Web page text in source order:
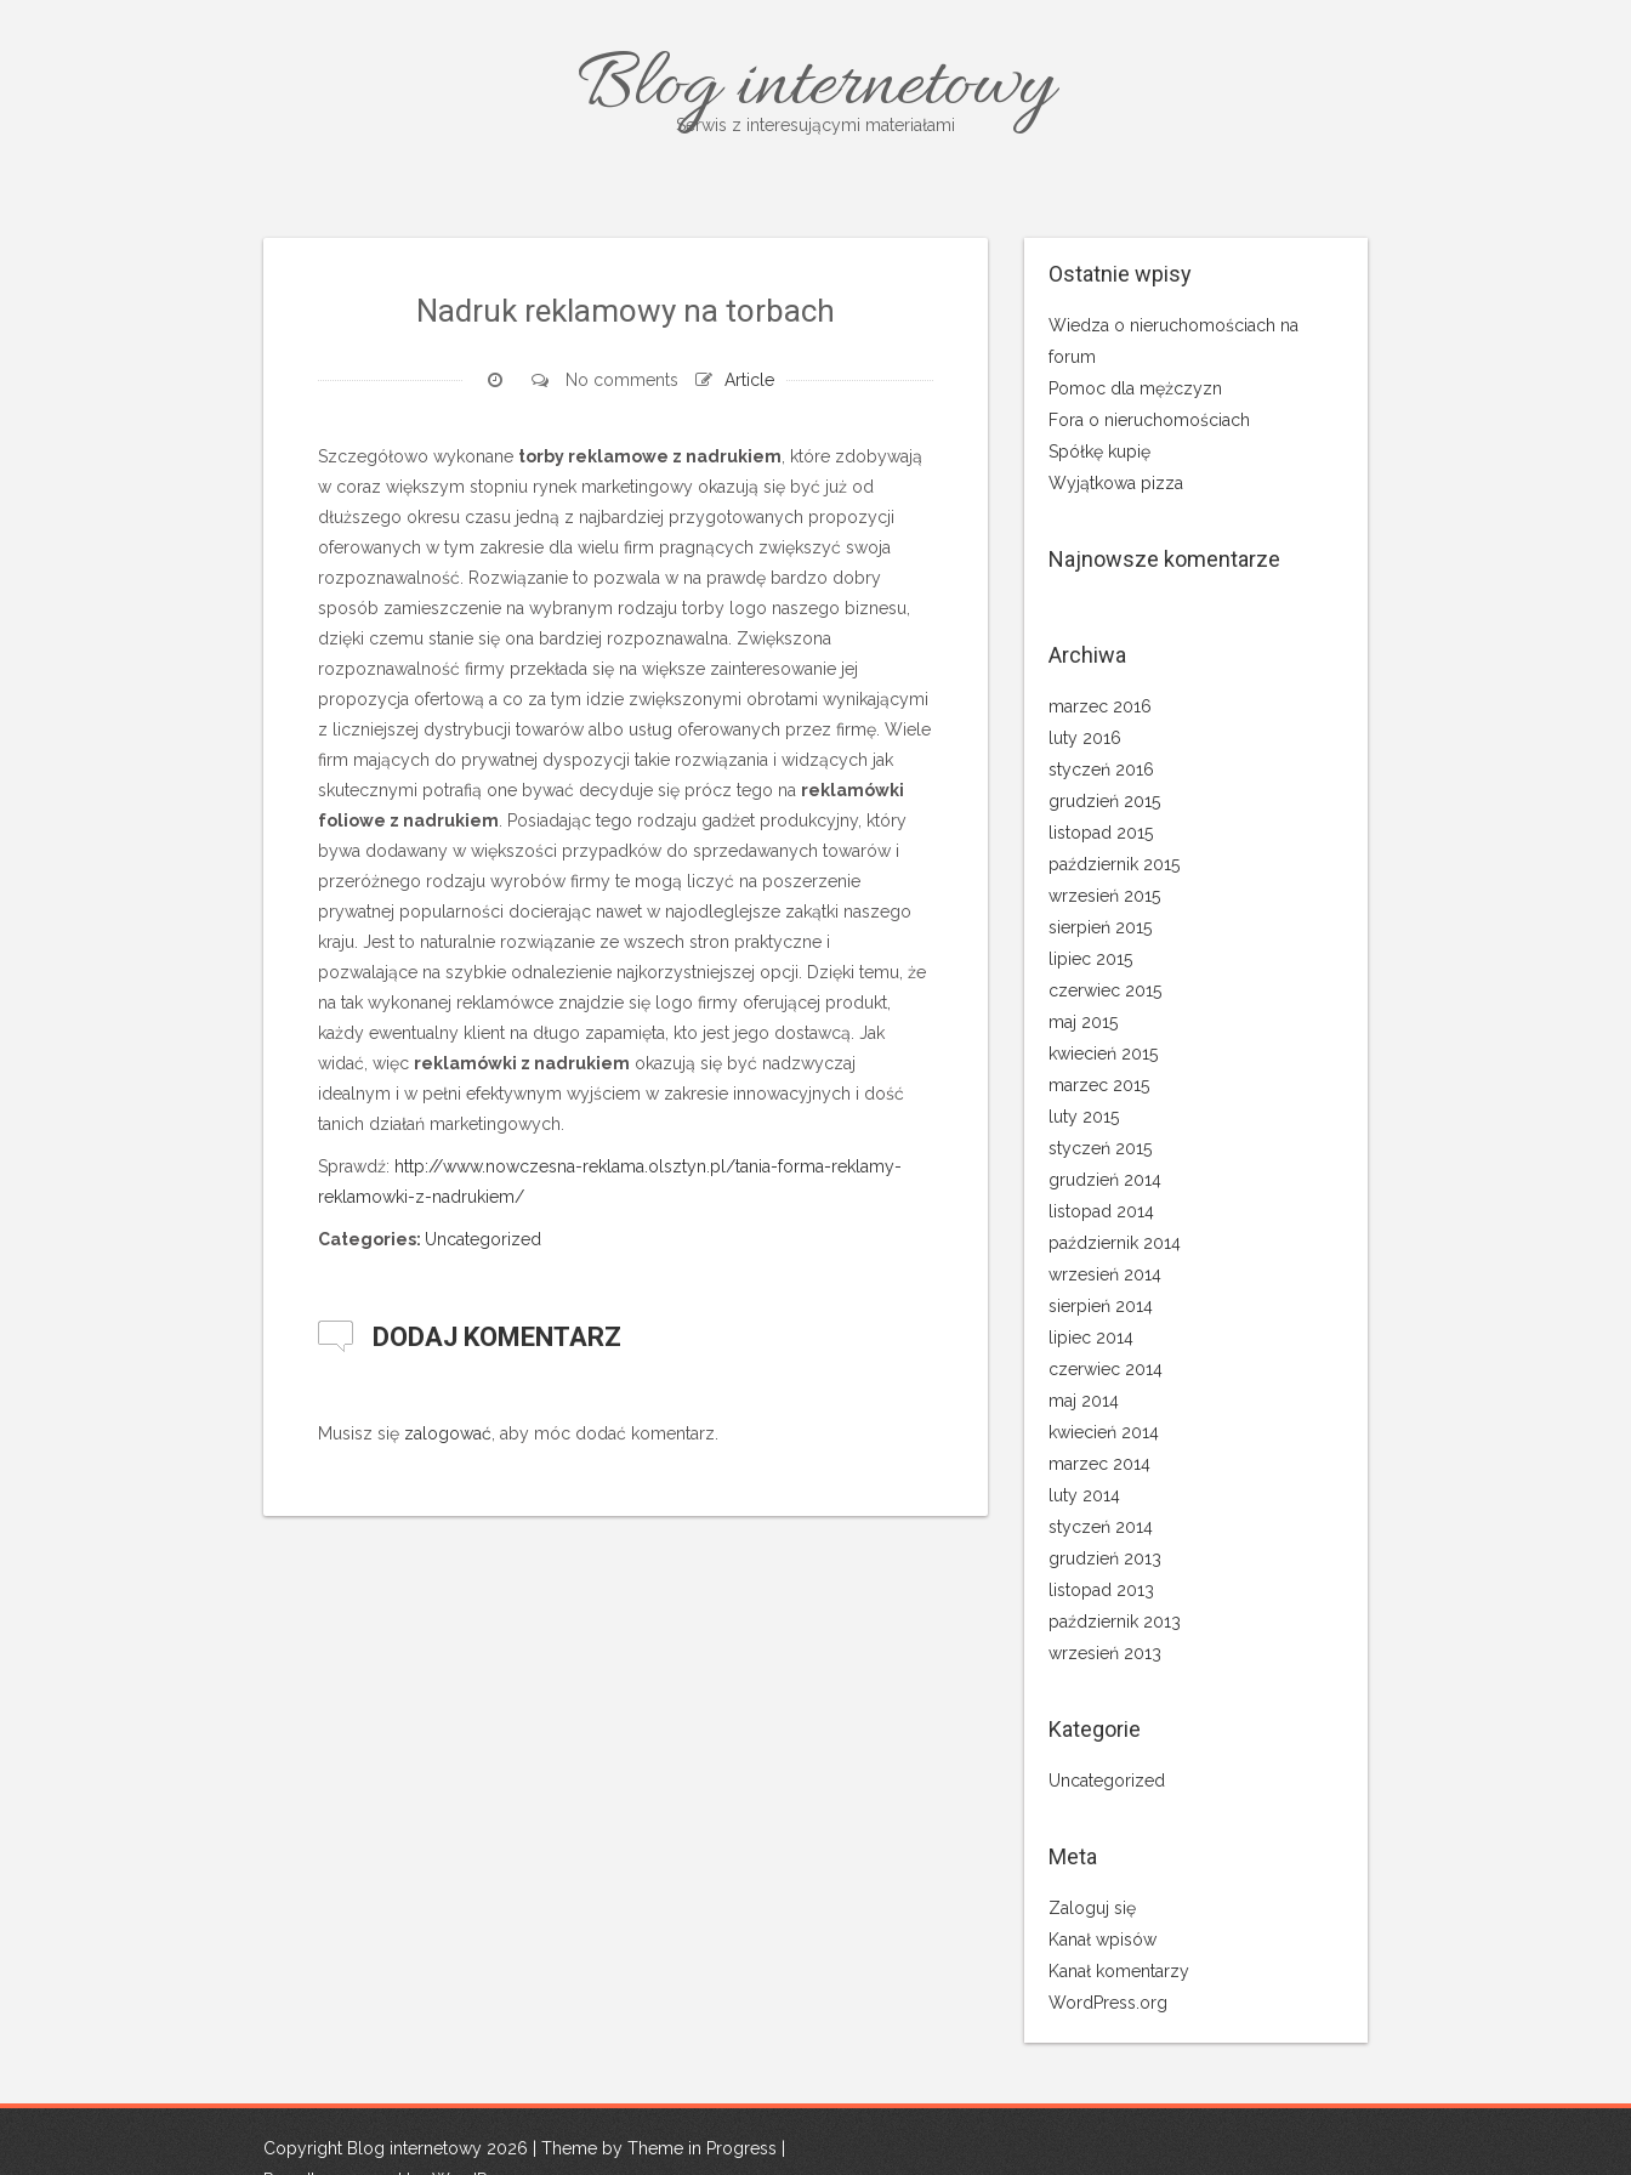
Blog internetowy
Serwis z interesującymi materiałami
Nadruk reklamowy na torbach
No comments Article
Szczegółowo wykonane torby reklamowe z nadrukiem , które zdobywają
w coraz większym stopniu rynek marketingowy okazują się być już od
dłuższego okresu czasu jedną z najbardziej przygotowanych propozycji
oferowanych w tym zakresie dla wielu firm pragnących zwiększyć swoja
rozpoznawalność.
Rozwiązanie to pozwala w na prawdę bardzo dobry
sposób zamieszczenie na wybranym rodzaju torby logo naszego biznesu,
dzięki czemu stanie się ona bardziej rozpoznawalna. Zwiększona
rozpoznawalność firmy przekłada się na większe zainteresowanie jej
propozycja ofertową a co za tym idzie zwiększonymi obrotami wynikającymi
z liczniejszej dystrybucji towarów albo usług oferowanych przez firmę. Wiele
firm mających do prywatnej dyspozycji takie rozwiązania i widzących jak
skutecznymi potrafią one bywać decyduje się prócz tego na reklamówki
foliowe z nadrukiem . Posiadając tego rodzaju gadżet produkcyjny, który
bywa dodawany w większości przypadków do sprzedawanych towarów i
przeróżnego rodzaju wyrobów firmy te mogą liczyć na poszerzenie
prywatnej popularności docierając nawet w najodleglejsze zakątki naszego
kraju. Jest to naturalnie rozwiązanie ze wszech stron praktyczne i
pozwalające na szybkie odnalezienie najkorzystniejszej opcji. Dzięki temu, że
na tak wykonanej reklamówce znajdzie się logo firmy oferującej produkt,
każdy ewentualny klient na długo zapamięta, kto jest jego dostawcą. Jak
widać, więc reklamówki z nadrukiem okazują się być nadzwyczaj
idealnym i w pełni efektywnym wyjściem w zakresie innowacyjnych i dość
tanich działań marketingowych.
Sprawdź: http://www.nowczesna-reklama.olsztyn.pl/tania-forma-reklamy-
reklamowki-z-nadrukiem/
Categories: Uncategorized
DODAJ KOMENTARZ
Musisz się zalogować , aby móc dodać komentarz.
Ostatnie wpisy
Wiedza o nieruchomościach na
forum
Pomoc dla mężczyzn
Fora o nieruchomościach
Spółkę kupię
Wyjątkowa pizza
Najnowsze komentarze
Archiwa
marzec 2016
luty 2016
styczeń 2016
grudzień 2015
listopad 2015
październik 2015
wrzesień 2015
sierpień 2015
lipiec 2015
czerwiec 2015
maj 2015
kwiecień 2015
marzec 2015
luty 2015
styczeń 2015
grudzień 2014
listopad 2014
październik 2014
wrzesień 2014
sierpień 2014
lipiec 2014
czerwiec 2014
maj 2014
kwiecień 2014
marzec 2014
luty 2014
styczeń 2014
grudzień 2013
listopad 2013
październik 2013
wrzesień 2013
Kategorie
Uncategorized
Meta
Zaloguj się
Kanał wpisów
Kanał komentarzy
WordPress.org
Copyright Blog internetowy 2026 | Theme by Theme in Progress